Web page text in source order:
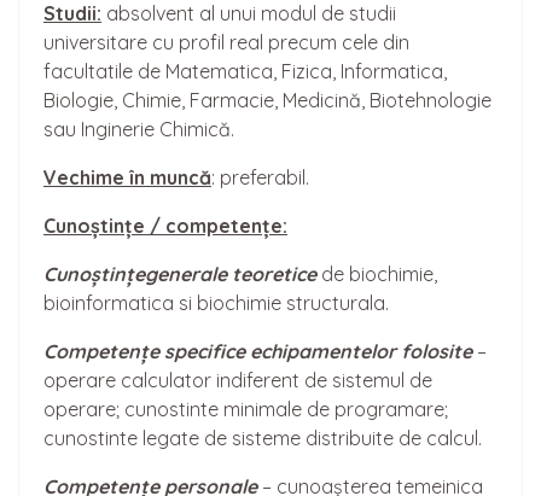
Studii: absolvent al unui modul de studii
universitare cu profil real precum cele din
facultatile de Matematica, Fizica, Informatica,
Biologie, Chimie, Farmacie, Medicină, Biotehnologie
sau Inginerie Chimică.
Vechime în muncă: preferabil.
Cunoștințe / competențe:
Cunoștințegenerale teoreticede biochimie,
bioinformatica si biochimie structurala.
Competențe specifice echipamentelor folosite–
operare calculator indiferent de sistemul de
operare; cunostinte minimale de programare;
cunostinte legate de sisteme distribuite de calcul.
Competențe personale– cunoașterea temeinica